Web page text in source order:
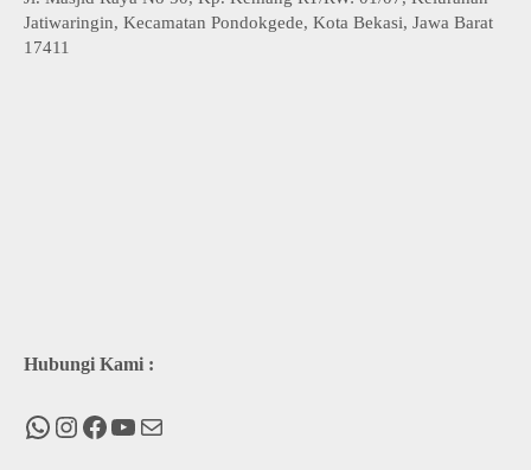
Jatiwaringin, Kecamatan Pondokgede, Kota Bekasi, Jawa Barat
17411
Hubungi Kami :
WhatsApp
Instagram
Facebook
You Tube
Mail